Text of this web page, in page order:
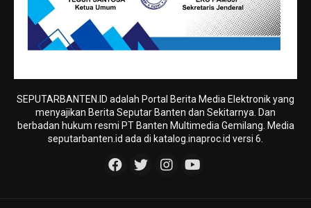
SEPUTARBANTEN.ID adalah Portal Berita Media Elektronik yang
menyajikan Berita Seputar Banten dan Sekitarnya. Dan
berbadan hukum resmi PT Banten Multimedia Gemilang. Media
seputarbanten.id ada di katalog.inaproc.id versi 6.